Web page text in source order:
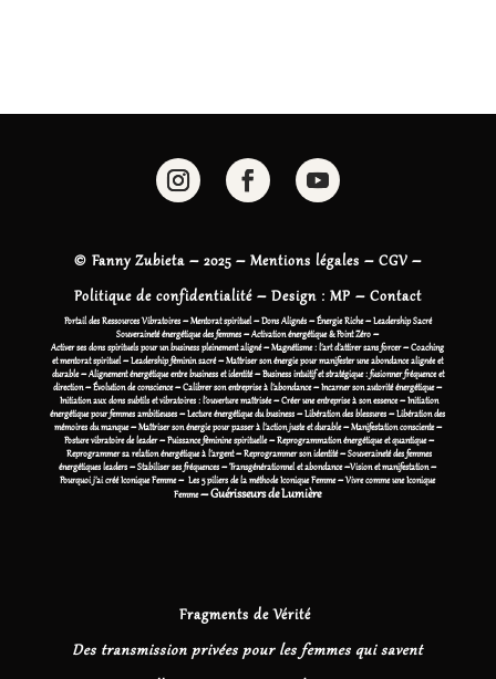
© Fanny Zubieta– 2025 – Mentions légales – CGV–
Politique de confidentialité– Design : MP – Contact
Portail des Ressources Vibratoires– Mentorat spirituel–Dons Alignés–Énergie Riche–Leadership Sacré
Souveraineté énergétique des femmes–Activation énergétique & Point Zéro –
Activer ses dons spirituels pour un business pleinement aligné–Magnétisme : l’art d’attirer sans forcer–Coaching
et mentorat spirituel–Leadership féminin sacré–Maîtriser son énergie pour manifester une abondance alignée et
durable–Alignement énergétique entre business et identité–Business intuitif et stratégique : fusionner fréquence et
direction–Évolution de conscience–Calibrer son entreprise à l’abondance–Incarner son autorité énergétique–
Initiation aux dons subtils et vibratoires : l’ouverture maîtrisée–Créer une entreprise à son essence–Initiation
énergétique pour femmes ambitieuses –Lecture énergétique du business –Libération des blessures –Libération des
mémoires du manque–Maîtriser son énergie pour passer à l’action juste et durable–Manifestation consciente–
Posture vibratoire de leader–Puissance féminine spirituelle–Reprogrammation énergétique et quantique–
Reprogrammer sa relation énergétique à l’argent–Reprogrammer son identité–Souveraineté des femmes
énergétiques leaders –Stabiliser ses fréquences –Transgénérationnel et abondance–Vision et manifestation–
Pourquoi j’ai créé Iconique Femme–Les 5 piliers de la méthode Iconique Femme–Vivre comme une Iconique
Femme–Guérisseurs de Lumière
Fragments de Vérité
Des transmission privées pour les femmes qui savent